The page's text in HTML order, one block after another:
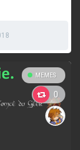
MEMES
0